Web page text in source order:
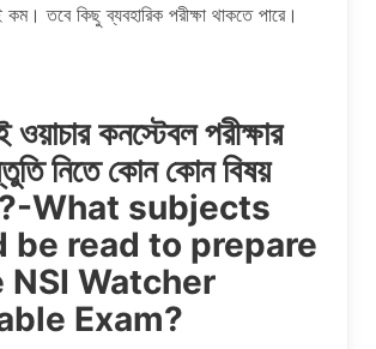
কম। তবে কিছু ব্যবহারিক পরীক্ষা থাকতে পারে।
কনস্টেবল পরীক্ষার
নিতে কোন কোন বিষয়
What subjects
be read to prepare
NSI Watcher
Exam?